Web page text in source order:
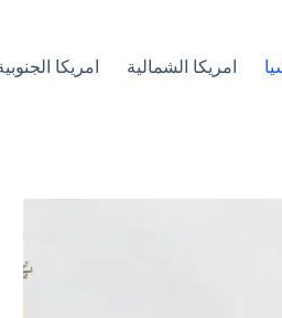
امريكا الشمالية امريكا